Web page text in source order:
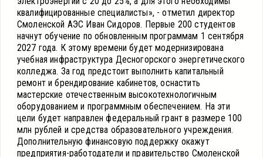
квалифицированные специалисты», - отметил директор
Смоленской АЭС Иван Сидоров. Первые 200 студентов
начнут обучение по обновленным программам 1 сентября
2027 года. К этому времени будет модернизирована
учебная инфраструктура Десногорского энергетического
колледжа. За год предстоит выполнить капитальный
ремонт и брендирование кабинетов, оснастить
мастерские отечественным высокотехнологичным
оборудованием и программным обеспечением. На эти
цели будет направлен федеральный грант в размере 100
млн рублей и средства образовательного учреждения.
Дополнительную финансовую поддержку окажут
предприятия-работодатели и правительство Смоленской